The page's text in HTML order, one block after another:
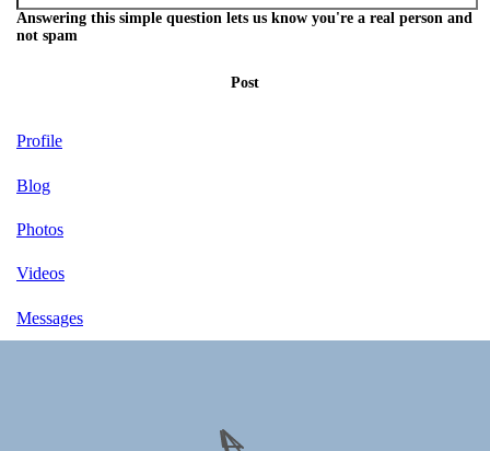
Answering this simple question lets us know you're a real person and
not spam
Post
Profile
Blog
Photos
Videos
Messages